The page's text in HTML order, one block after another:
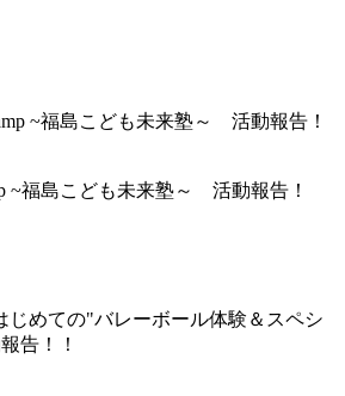
~福島こども未来塾～ 活動報告！